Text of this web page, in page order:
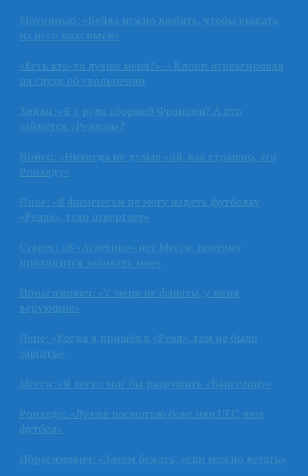
Моуринью: «Бейла нужно любить, чтобы выжать
из него максимум»
«Есть кто-то лучше меня?» — Клопп отреагировал
на слухи об увольнении
Зидан: «Я у руля сборной Франции? А кто
займётся «Реалом»?
Нойер: «Никогда не думал «ой, как страшно, это
Роналду»
Пике: «Я физически не могу надеть футболку
«Реала», тело отвергает»
Суарес: «В «Атлетико» нет Месси, поэтому
приходится забивать мне»
Ибрагимович: «У меня не фанаты, у меня
верующие»
Пепе: «Когда я пришёл в «Реал», там не было
защиты»
Месси: «Я легко мог бы разрушить «Барселону»
Роналду: «Лучше посмотрю бокс или UFC, чем
футбол»
Ибрагимович: «Зачем бежать, если можно летать»